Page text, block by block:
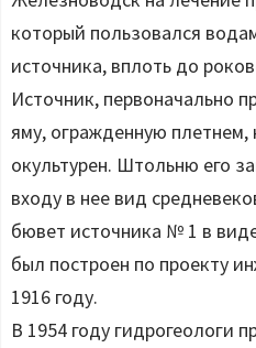
который пользовался
источника, вплоть до
Источник, первоначально
яму, огражденную плетнем,
окультурен. Штольню его
входу в нее вид
бювет источника № 1 в
был построен по проекту
1916 году.
В 1954 году гидрогеологи